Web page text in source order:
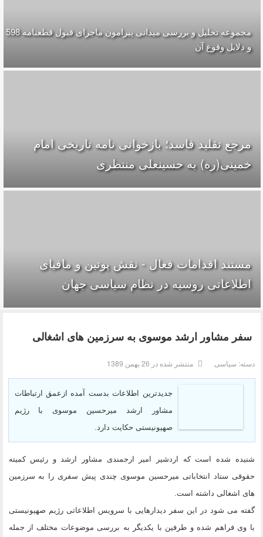
مجموعه تحلیل و بررسی میدانی پیرامون ماجرای قبول قطعنامه 598
و دلایل وقوع آن
مرجع تقلید فاسد؛ بازخوانی نامه تاریخی امام
خمینی(ره) به حسینعلی منتظری
مستند اقدامات فعال - نقش پوتین و مافیای‌
اطلاعاتی روسیه در نظام سیاسی جهان
سفر مشاور ارشد موسوی به سرزمین های اشغالی
دسته: سیاسی منتشر شده در 26 بهمن 1389
جدیدترین اطلاعات بدست آمده ازعمق ارتباطات
مشاور ارشد میرحسین موسوی با رژیم
صهیونیستی حکایت دارد.
شنیده شده است که اردشیر امیر ارجمندی مشاور ارشد و رئیس کمیته
حقوقی ستاد انتخاباتی میرحسین موسوی چندی پیش سفری را به سرزمین
های اشغالی داشته است.
گفته می شود در این سفر دیدارهایی با سرویس اطلاعاتی رژیم صهیونیستی
با وی فراهم شده و طرفین با یکدیگر به بررسی موضوعات مختلف از جمله